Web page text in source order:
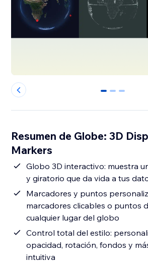
0 1 2
Resumen de Globe: 3D
Markers
Globo 3D interactivo: muestra
y giratorio que da vida a tus
Marcadores y puntos
marcadores clicables o puntos
cualquier lugar del globo
Control total del estilo:
opacidad, rotación, fondos y
intuitiva